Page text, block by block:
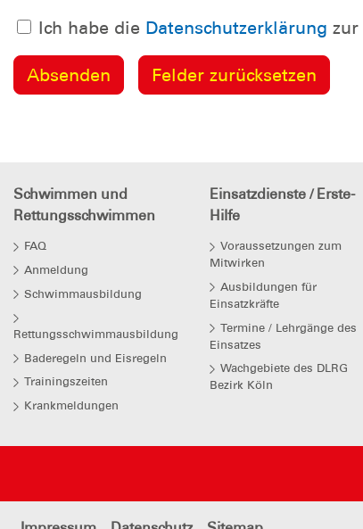
Ich habe die Datenschutzerklärung
Schwimmen und
Rettungsschwimmen
FAQ
Anmeldung
Schwimmausbildung
Rettungsschwimmausbildung
Baderegeln und Eisregeln
Trainingszeiten
Krankmeldungen
Einsatzdienste / Erste-
Hilfe
Voraussetzungen zum
Mitwirken
Ausbildungen für
Einsatzkräfte
Termine / Lehrgänge des
Einsatzes
Wachgebiete des DLRG
Bezirk Köln